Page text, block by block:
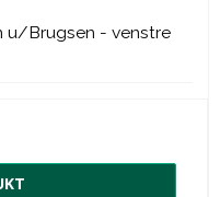
u/Brugsen - venstre